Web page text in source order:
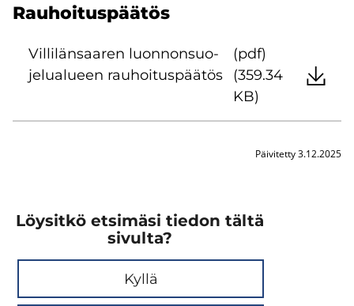
Rau­hoi­tus­pää­tös
Vil­li­län­saa­ren luon­non­suo­
je­lua­lu­een rau­hoi­tus­pää­tös
(pdf)
(359.34
KB)
Päivitetty 3.12.2025
Löysitkö etsimäsi tiedon tältä
sivulta?
Kyllä